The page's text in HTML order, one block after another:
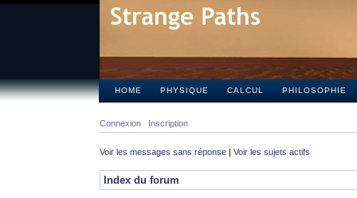
HOME PHYSIQUE CALCUL PHILOSOPHIE
Connexion Inscription
Voir les messages sans réponse | Voir les sujets actifs
Index du forum